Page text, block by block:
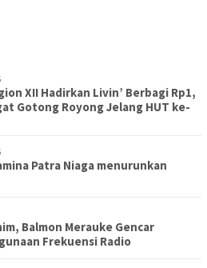
XII Hadirkan Livin’ Berbagi Rp1,
Gotong Royong Jelang HUT ke-
Patra Niaga menurunkan
Balmon Merauke Gencar
Frekuensi Radio